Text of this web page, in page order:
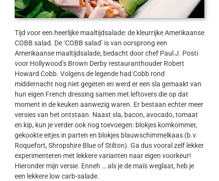
Tijd voor een heerlijke maaltijdsalade: de kleurrijke Amerikaanse
COBB salad. De ‘COBB salad’ is van oorsprong een
Amerikaanse maaltijdsalade, bedacht door chef Paul J. Posti
voor Hollywood’s Brown Derby restauranthouder Robert
Howard Cobb. Volgens de legende had Cobb rond
middernacht nog niet gegeten en werd er een sla gemaakt van
hun eigen French dressing samen met leftovers die op dat
moment in de keuken aanwezig waren. Er bestaan echter meer
versies van het ontstaan. Naast sla, bacon, avocado, tomaat
en kip, kun je verder ook nog toevoegen: blokjes komkommer,
gekookte eitjes in parten en blokjes blauwschimmelkaas (b.v.
Roquefort, Shropshire Blue of Stilton). Ga dus vooral zelf lekker
experimenteren met lekkere varianten naar eigen voorkeur!
Hieronder mijn versie. Enneh … als je de maïs weglaat, heb je
een lekkere low carb-salade.